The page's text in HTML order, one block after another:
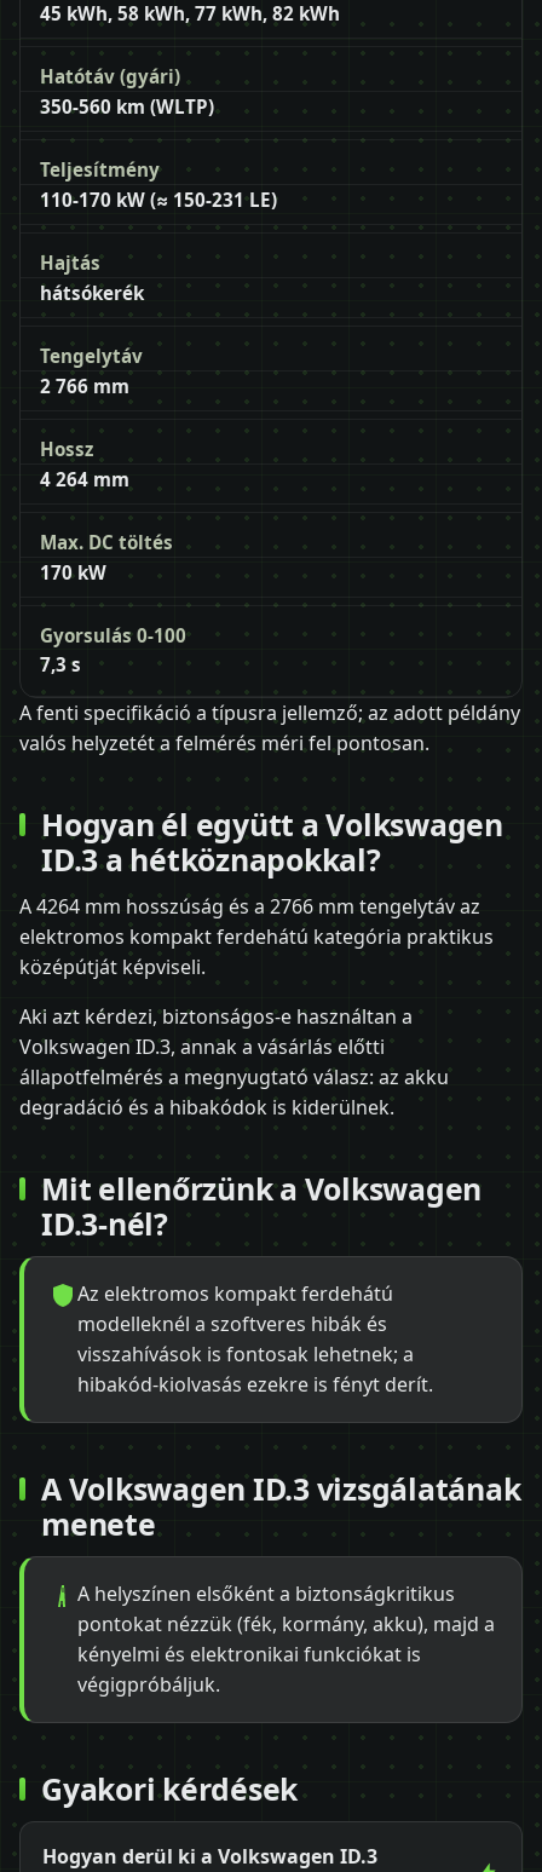
45 kWh, 58 kWh, 77 kWh, 82 kWh
Hatótáv (gyári)
350-560 km (WLTP)
Teljesítmény
110-170 kW (≈ 150-231 LE)
Hajtás
hátsókerék
Tengelytáv
2 766 mm
Hossz
4 264 mm
Max. DC töltés
170 kW
Gyorsulás 0-100
7,3 s
A fenti specifikáció a típusra jellemző; az adott példány
valós helyzetét a felmérés méri fel pontosan.
Hogyan él együtt a Volkswagen
ID.3 a hétköznapokkal?
A 4264 mm hosszúság és a 2766 mm tengelytáv az
elektromos kompakt ferdehátú kategória praktikus
középútját képviseli.
Aki azt kérdezi, biztonságos-e használtan a
Volkswagen ID.3, annak a vásárlás előtti
állapotfelmérés a megnyugtató válasz: az akku
degradáció és a hibakódok is kiderülnek.
Mit ellenőrzünk a Volkswagen
ID.3-nél?
Az elektromos kompakt ferdehátú
modelleknél a szoftveres hibák és
visszahívások is fontosak lehetnek; a
hibakód-kiolvasás ezekre is fényt derít.
A Volkswagen ID.3 vizsgálatának
menete
A helyszínen elsőként a biztonságkritikus
pontokat nézzük (fék, kormány, akku), majd a
kényelmi és elektronikai funkciókat is
végigpróbáljuk.
Gyakori kérdések
Hogyan derül ki a Volkswagen ID.3